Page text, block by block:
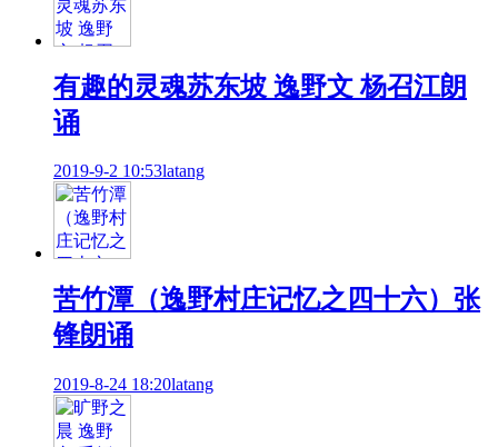
有趣的灵魂苏东坡 逸野文 杨召江朗
诵
2019-9-2 10:53latang
苦竹潭（逸野村庄记忆之四十六）张
锋朗诵
2019-8-24 18:20latang